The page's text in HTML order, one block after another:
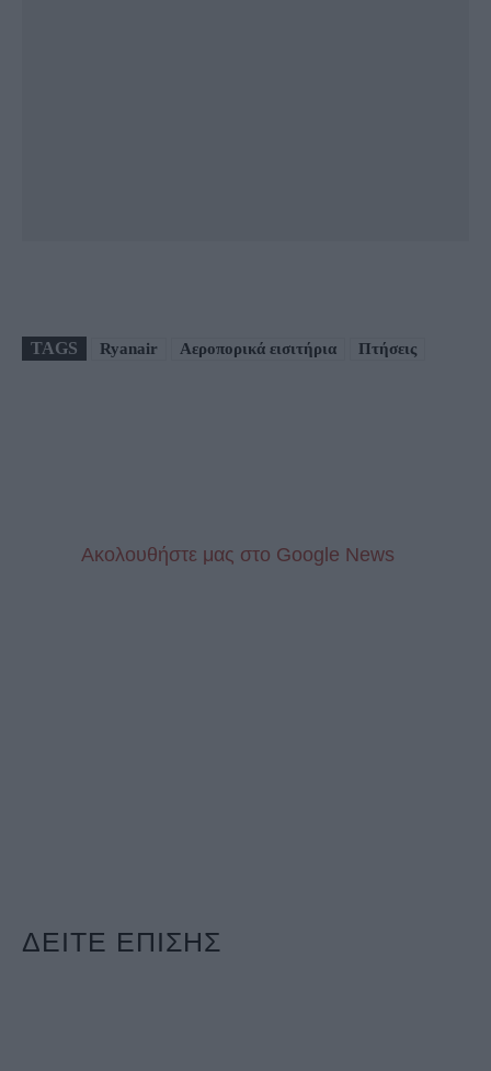
TAGS Ryanair Αεροπορικά εισιτήρια Πτήσεις
Aκολουθήστε μας στo Google News
ΔΕΙΤΕ ΕΠΙΣΗΣ